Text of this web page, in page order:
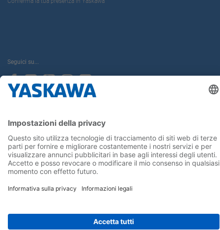
Seguici su...
Cookie Choices
Whistleblowing
Informativa per clienti
Yaskawa Italia S.r.l. P.I. e C.F. 02235150360 - SDI A4707H7